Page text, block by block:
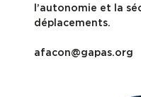
l’autonomie et la
déplacements.
afacon@gapas.org